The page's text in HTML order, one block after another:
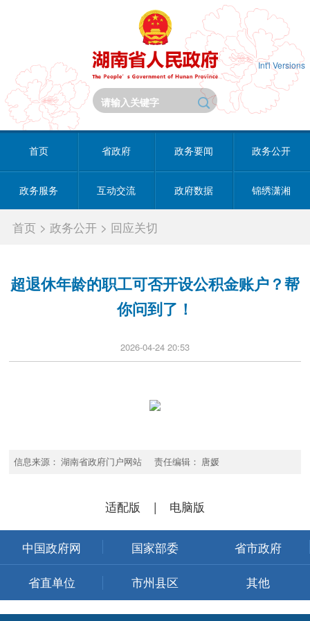
Int'l Versions
首页 省政府 政务要闻 政务公开
政务服务 互动交流 政府数据 锦绣潇湘
首页 >政务公开 > 回应关切
超退休年龄的职工可否开设公积金账户？帮
你问到了！
2026-04-24 20:53
信息来源： 湖南省政府门户网站 责任编辑： 唐媛
适配版 | 电脑版
中国政府网 国家部委 省市政府
省直单位 市州县区 其他